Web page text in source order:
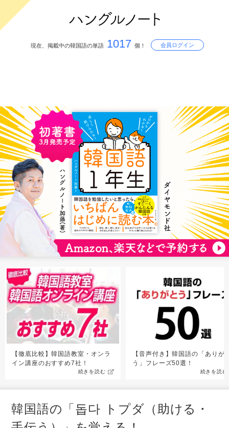
現在、掲載中の韓国語の単語 1017 個！ 会員ログイン
【徹底比較】韓国語教室・オンラ
イン講座のおすすめ7社！
続きを読む
【音声付き】韓国語の「ありが
う」フレーズ50選！
続きを読む
韓国語の「돕다 トプダ（助ける・